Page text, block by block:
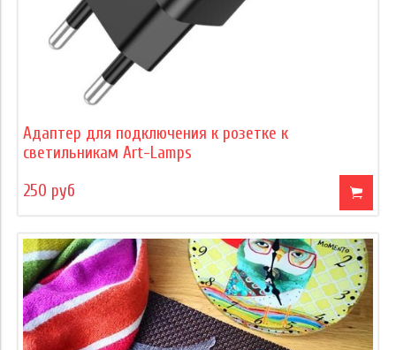
Адаптер для подключения к розетке к
светильникам Art-Lamps
250 руб